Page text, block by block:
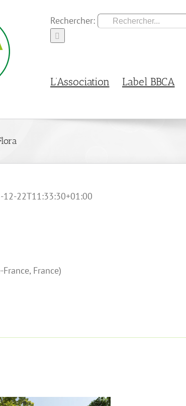
Rechercher:
L’Association Label BBCA
12-22T11:33:30+01:00
France, France)